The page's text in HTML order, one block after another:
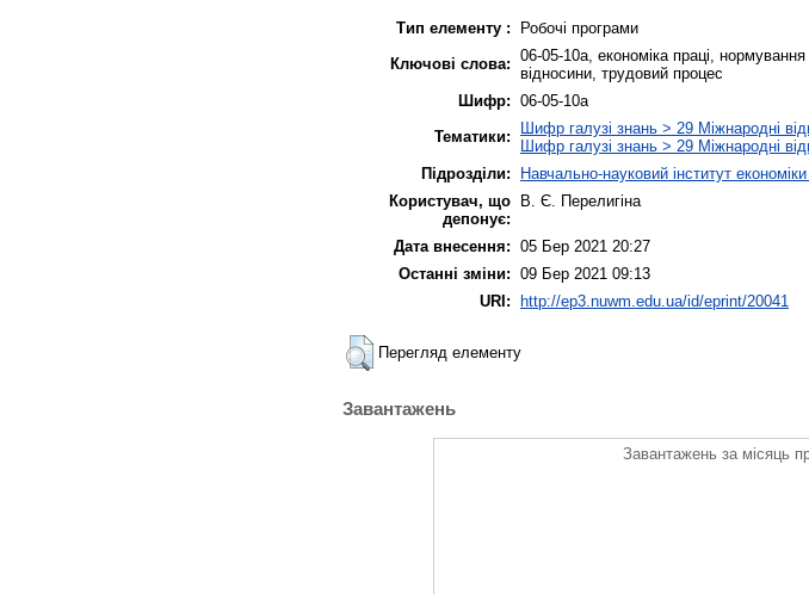
Тип елементу :
Робочі програми
Ключові слова: 06-05-10а, економіка праці,
відносини, трудовий процес
Шифр: 06-05-10а
Тематики:
Шифр галузі знань > 29 Міжнародні
Шифр галузі знань > 29 Міжнародні
Підрозділи:
Навчально-науковий інститут
Користувач, що
депонує:
В. Є. Перелигіна
Дата внесення: 05 Бер 2021 20:27
Останні зміни: 09 Бер 2021 09:13
URI:
http://ep3.nuwm.edu.ua/id/eprint/20041
Перегляд елементу
Завантажень
Завантажень за місяць